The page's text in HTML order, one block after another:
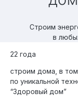
Вакансии
Строим
в
22 года
строим дома, в
по уникальной
“Здоровый дом”